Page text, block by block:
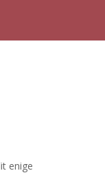
enige